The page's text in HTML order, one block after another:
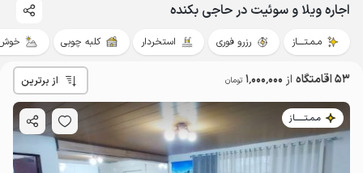
اجاره ویلا و سوئیت در حاجی بکنده
مـمـتــــاز رزرو فوری استخردار کلبه چوبی خوش
53 اقامتگاه از 1٬000٬000 تومان از برترین
مـمـتــــــاز